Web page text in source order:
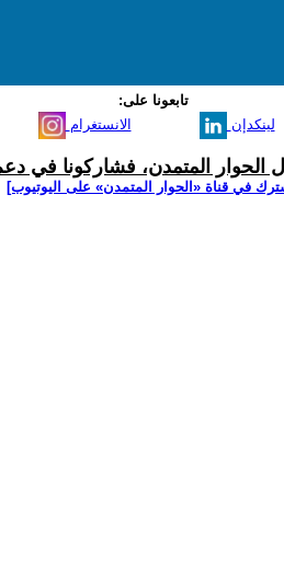
تابعونا على:
الانستغرام لينكدإن
الحوار المتمدن، فشاركونا في
في قناة ‫«الحوار المتمدن» على اليوتيوب]